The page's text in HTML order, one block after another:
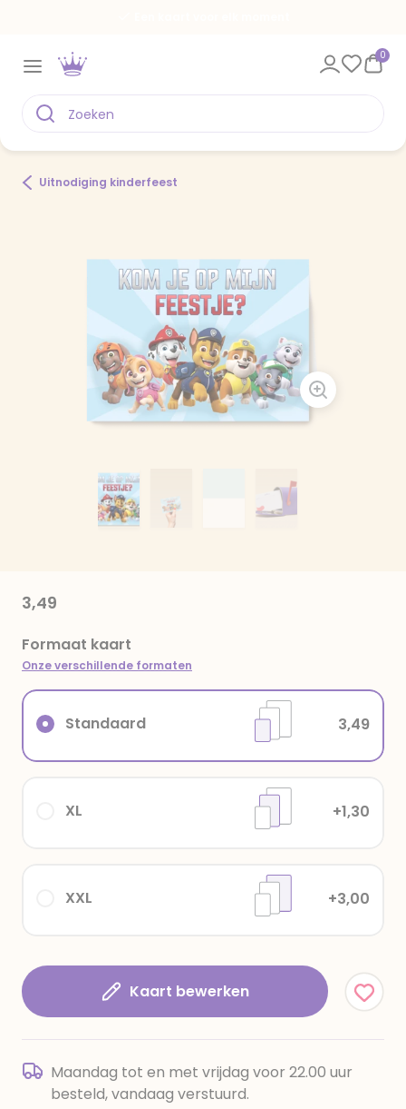
0
Uitnodiging kinderfeest
3,49
Formaat kaart
Onze verschillende formaten
XXL +3,00
XL +1,30
Standaard 3,49
Kaart bewerken
Maandag tot en met vrijdag voor 22.00 uur
besteld, vandaag verstuurd.